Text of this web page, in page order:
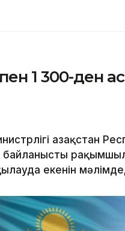
1 300-ден
Қазақстан
байланысты
екенін